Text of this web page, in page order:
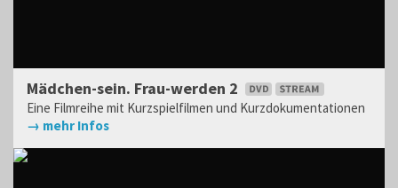
Mädchen-sein. Frau-werden 2
Eine Filmreihe mit Kurzspielfilmen und Kurzdokumentationen
→ mehr Infos